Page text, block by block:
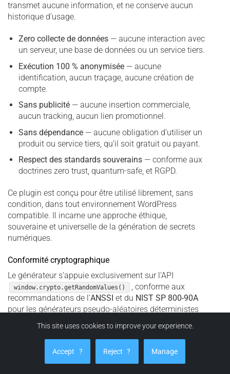
transmet aucune information, et ne conserve aucun
historique d’usage.
Zero collecte de données— aucune interaction avec
un serveur, une base de données ou un service tiers.
Exécution 100 % anonymisée— aucune
identification, aucun traçage, aucune création de
compte.
Sans publicité— aucune insertion commerciale,
aucun tracking, aucun lien promotionnel.
Sans dépendance— aucune obligation d’utiliser un
produit ou service tiers, qu’il soit gratuit ou payant.
Respect des standards souverains— conforme aux
doctrines zero trust, quantum-safe, et RGPD.
Ce plugin est conçu pour être utilisé librement, sans
condition, dans tout environnement WordPress
compatible. Il incarne une approche éthique,
souveraine et universelle de la génération de secrets
numériques.
Conformité cryptographique
Le générateur s’appuie exclusivement sur l’API
window.crypto.getRandomValues()
, conforme aux
recommandations de l’ANSSI et du NIST SP 800-90A
pour les générateurs pseudo-aléatoires déterministes
(DRBG). Cette approche garantit une entropie certifiable
sans dépendre de bibliothèques externes ni de sources
non auditées.
This site uses cookies to improve your experience.
Accept ? Reject ? Manage